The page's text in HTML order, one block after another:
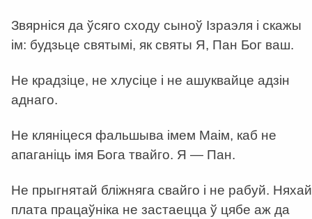
Звярніся да ўсяго сходу сыноў Ізраэля і скажы
ім: будзьце святымі, як святы Я, Пан Бог ваш.
Не крадзіце, не хлусіце і не ашуквайце адзін
аднаго.
Не кляніцеся фальшыва імем Маім, каб не
апаганіць імя Бога твайго. Я — Пан.
Не прыгнятай бліжняга свайго і не рабуй. Няхай
плата працаўніка не застаецца ў цябе аж да